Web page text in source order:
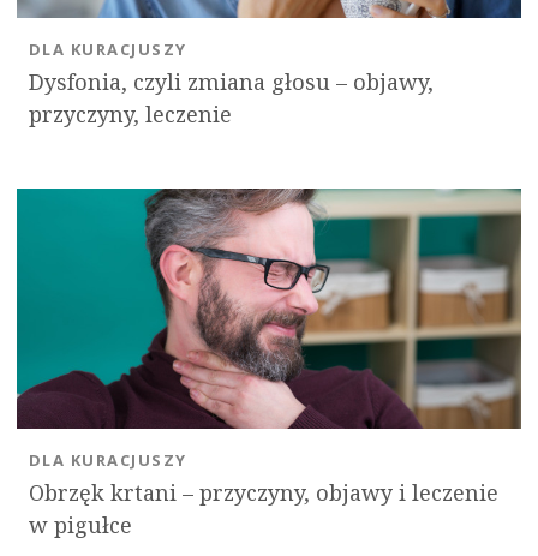
Dysfonia, czyli zmiana głosu – objawy,
przyczyny, leczenie
DLA KURACJUSZY
Obrzęk krtani – przyczyny, objawy i leczenie
w pigułce
DLA KURACJUSZY